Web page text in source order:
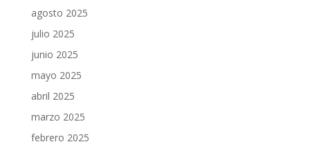
agosto 2025
julio 2025
junio 2025
mayo 2025
abril 2025
marzo 2025
febrero 2025